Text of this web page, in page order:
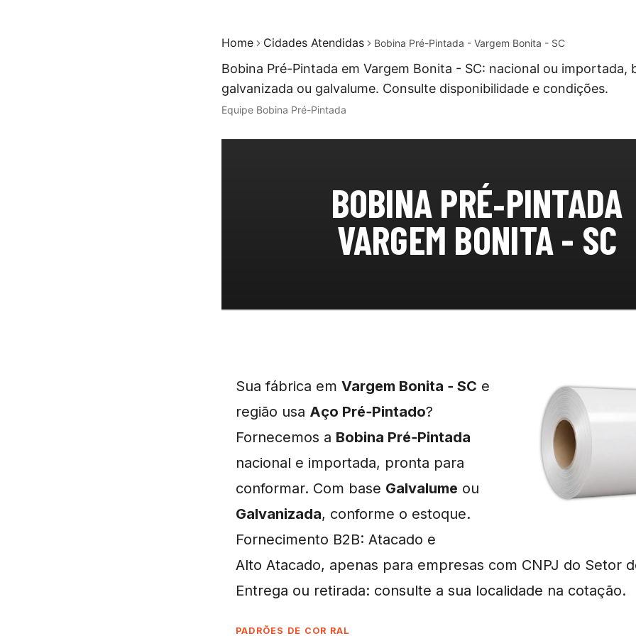
Home Cidades Atendidas Bobina Pré-Pintada - Vargem Bonita - SC
Bobina Pré-Pintada em Vargem Bonita - SC: nacional ou importada,
galvanizada ou galvalume. Consulte disponibilidade e condições.
Equipe Bobina Pré-Pintada
BOBINA PRÉ‑PINTADA
VARGEM BONITA - SC
Sua fábrica em Vargem Bonita ‑ SC e
região usa Aço Pré‑Pintado?
Fornecemos a Bobina Pré‑Pintada
nacional e importada, pronta para
conformar. Com base Galvalume ou
Galvanizada, conforme o estoque.
Fornecimento B2B: Atacado e
Alto Atacado, apenas para empresas com CNPJ do Setor
Entrega ou retirada: consulte a sua localidade na cotação.
PADRÕES DE COR RAL